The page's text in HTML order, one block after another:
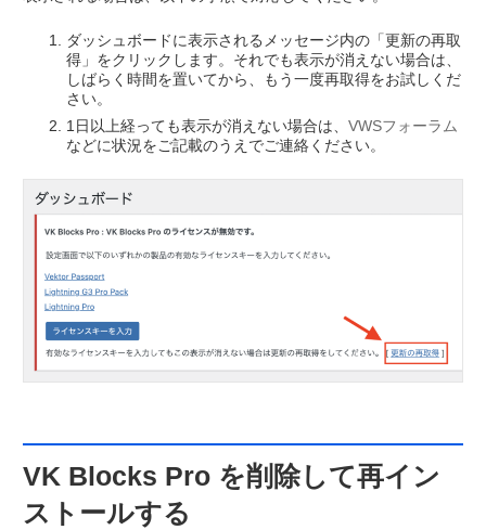
ダッシュボードに表示されるメッセージ内の「更新の再取
得」をクリックします。それでも表示が消えない場合は、
しばらく時間を置いてから、もう一度再取得をお試しくだ
さい。
1日以上経っても表示が消えない場合は、 VWSフォーラム
などに状況をご記載のうえでご連絡ください。
VK Blocks Pro を削除して再イン
ストールする